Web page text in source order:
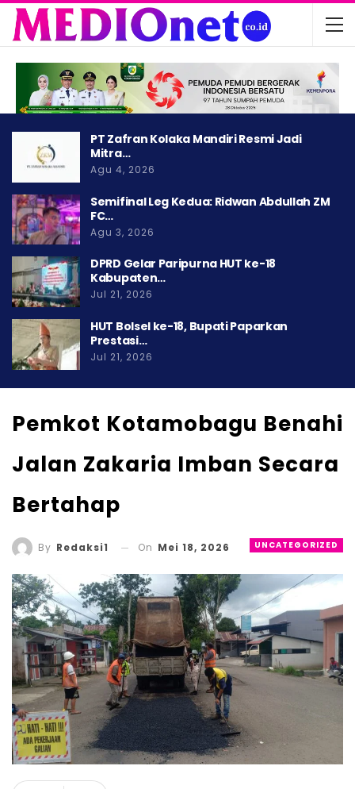
PT Zafran Kolaka Mandiri Resmi Jadi
Mitra…
Agu 4, 2026
Semifinal Leg Kedua: Ridwan Abdullah ZM
FC…
Agu 3, 2026
DPRD Gelar Paripurna HUT ke-18
Kabupaten…
Jul 21, 2026
HUT Bolsel ke-18, Bupati Paparkan
Prestasi…
Jul 21, 2026
Pemkot Kotamobagu Benahi
Jalan Zakaria Imban Secara
Bertahap
UNCATEGORIZED
By Redaksi1 On Mei 18, 2026